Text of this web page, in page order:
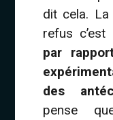
dit cela.
refus c’est
par
des
pense